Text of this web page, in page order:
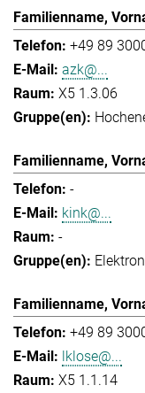
+49 89
azk@...
X5 1.3.06
-
kink@...
-
+49 89
lklose@...
X5 1.1.14